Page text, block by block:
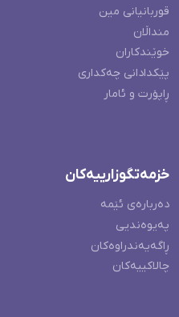
قوربانیانی مین
منداڵان
خوێندکاران
پێکدادانی چەکداری
ڕاپۆرت و ئامار
خزمەتگوزارییەکان
دەربارەی ئێمە
پەیوەندیی
ڕاگەیەندراوەکان
چالاکییەکان